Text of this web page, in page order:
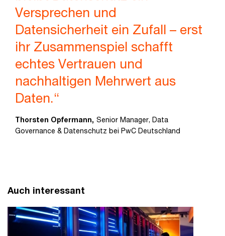
Versprechen und
Datensicherheit ein Zufall – erst
ihr Zusammenspiel schafft
echtes Vertrauen und
nachhaltigen Mehrwert aus
Daten.“
Thorsten Opfermann, Senior Manager, Data
Governance & Datenschutz bei PwC Deutschland
Auch interessant